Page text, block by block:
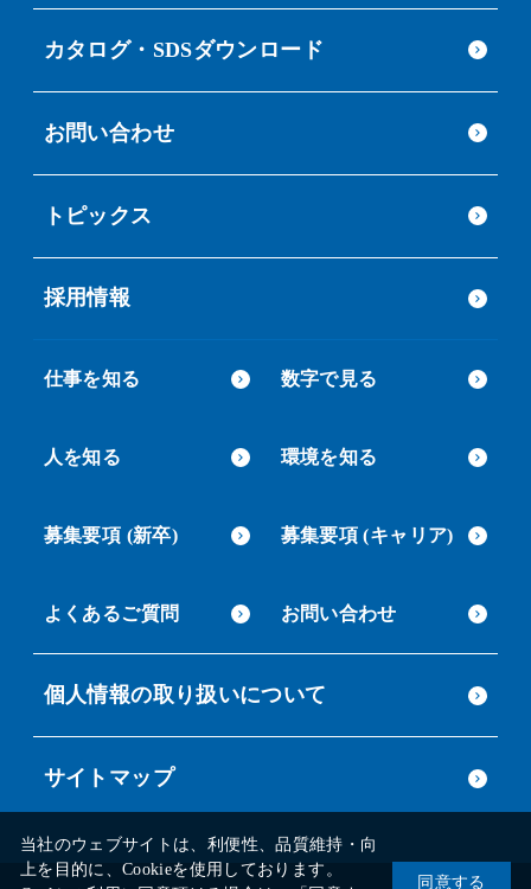
カタログ・SDSダウンロード
お問い合わせ
トピックス
採用情報
仕事を知る 数字で見る
人を知る 環境を知る
募集要項 (新卒) 募集要項 (キャリア)
よくあるご質問 お問い合わせ
個人情報の取り扱いについて
サイトマップ
当社のウェブサイトは、利便性、品質維持・向
上を目的に、Cookieを使用しております。
同意する